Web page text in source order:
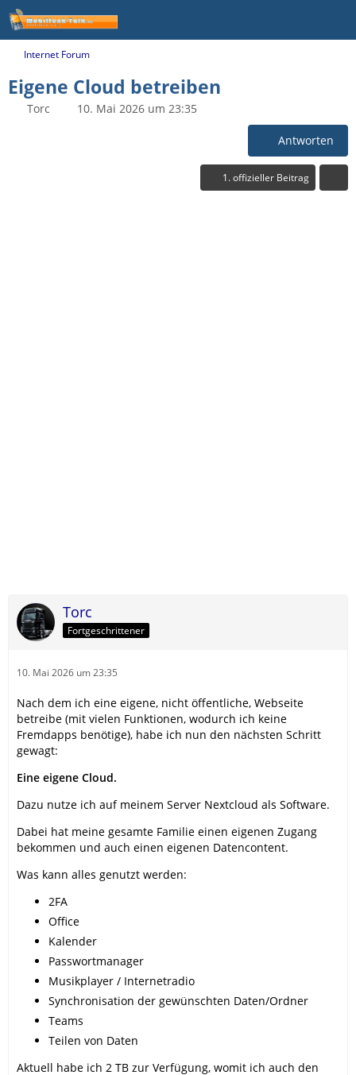
Internet Forum
Eigene Cloud betreiben
Torc 10. Mai 2026 um 23:35
Antworten
1. offizieller Beitrag
Torc
Fortgeschrittener
10. Mai 2026 um 23:35
Nach dem ich eine eigene, nicht öffentliche, Webseite
betreibe (mit vielen Funktionen, wodurch ich keine
Fremdapps benötige), habe ich nun den nächsten Schritt
gewagt:
Eine eigene Cloud.
Dazu nutze ich auf meinem Server Nextcloud als Software.
Dabei hat meine gesamte Familie einen eigenen Zugang
bekommen und auch einen eigenen Datencontent.
Was kann alles genutzt werden:
2FA
Office
Kalender
Passwortmanager
Musikplayer / Internetradio
Synchronisation der gewünschten Daten/Ordner
Teams
Teilen von Daten
Aktuell habe ich 2 TB zur Verfügung, womit ich auch den